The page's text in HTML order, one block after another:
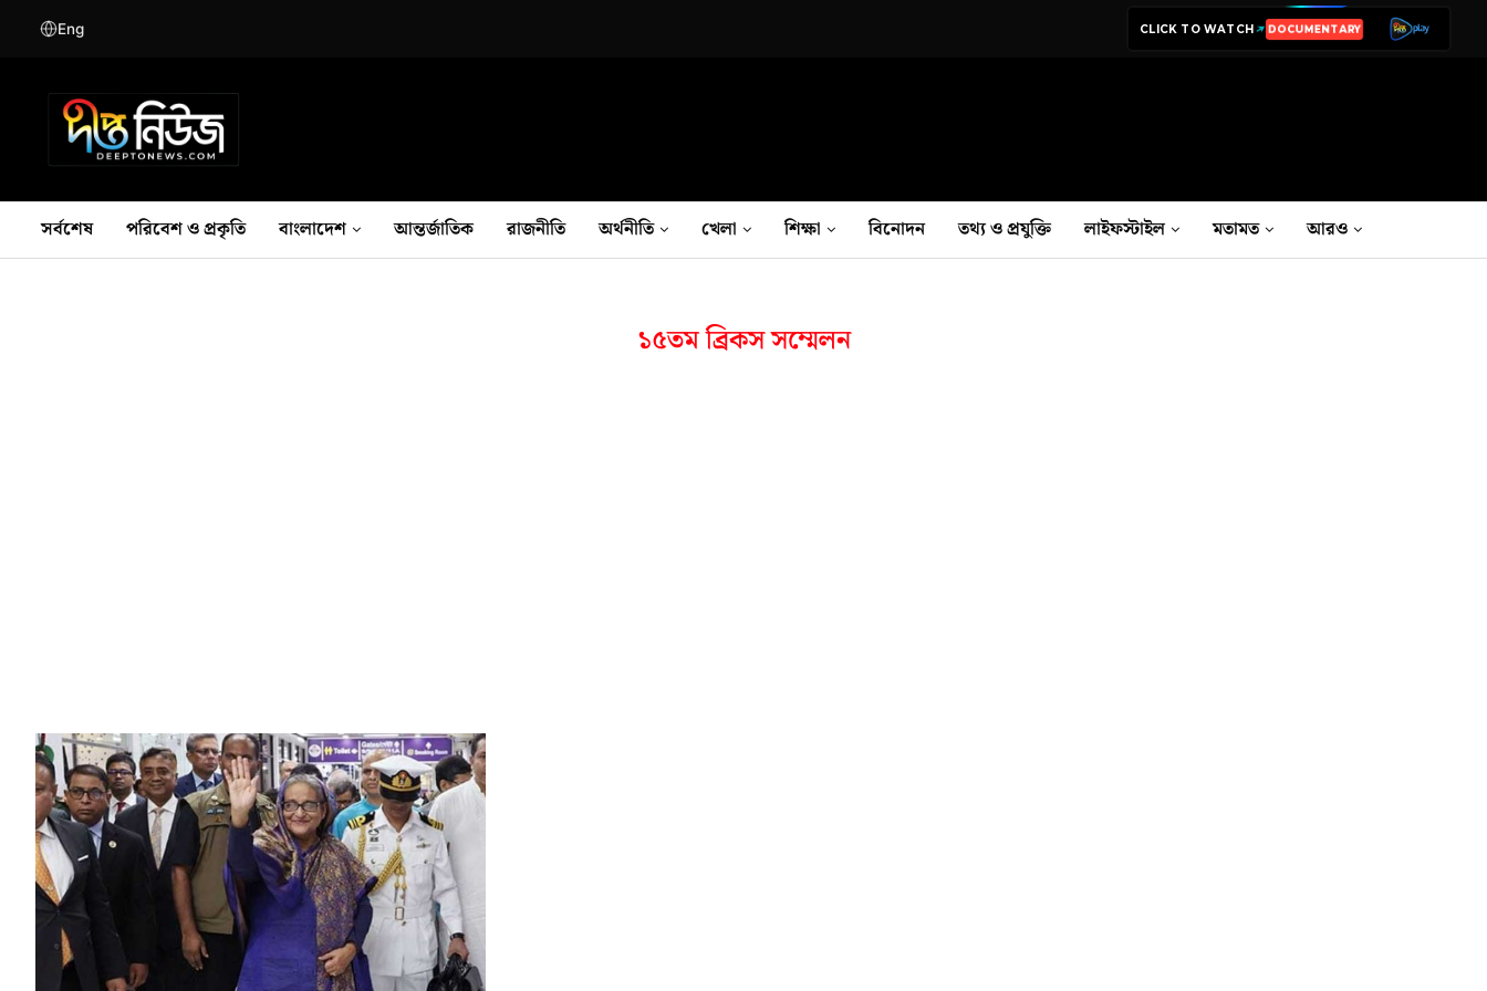
Eng CLICK TO WATCH DOCUMENTARY
সর্বশেষ পরিবেশ ও প্রকৃতি বাংলাদেশ আন্তর্জাতিক রাজনীতি অর্থনীতি খেলা শিক্ষা বিনোদন তথ‍্য ও প্রযুক্তি লাইফস্টাইল মতামত আরও
১৫তম ব্রিকস সম্মেলন